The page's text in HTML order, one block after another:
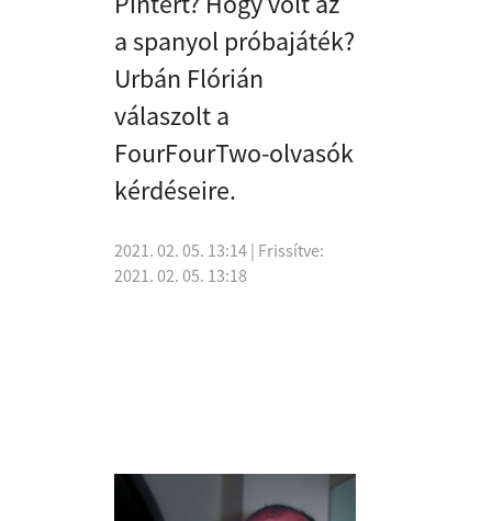
a spanyol próbajáték?
Urbán Flórián
válaszolt a
FourFourTwo-olvasók
kérdéseire.
2021. 02. 05. 13:14 | Frissítve:
2021. 02. 05. 13:18